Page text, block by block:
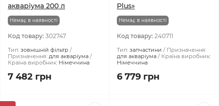
акваріума 200 л
Немає в наявності
Код товару: 302747
Тип: зовнішній фільтр
Призначення: для акваріума
Країна виробник: Німеччина
7 482 грн
Plus»
Немає в наявності
Код товару: 240711
Тип: запчастини
Призначення:
для акваріума
Країна виробник:
Німеччина
6 779 грн